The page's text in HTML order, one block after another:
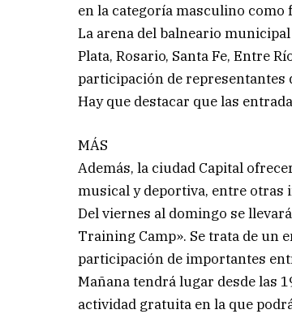
en la categoría masculino como
La arena del balneario
Plata, Rosario, Santa Fe, Entre
participación de representantes
Hay que destacar que las
MÁS
Además, la ciudad Capital
musical y deportiva, entre otras
Del viernes al domingo se
Training Camp». Se trata de un
participación de importantes
Mañana tendrá lugar desde las
actividad gratuita en la que